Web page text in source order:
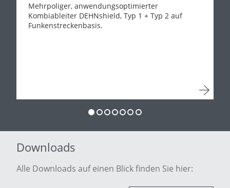
Mehrpoliger, anwendungsoptimierter
Kombiableiter DEHNshield, Typ 1 + Typ 2 auf
Funkenstreckenbasis.
Downloads
Alle Downloads auf einen Blick finden Sie hier: